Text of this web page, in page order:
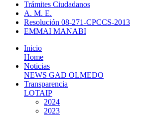
Trámites Ciudadanos
A. M. E.
Resolución 08-271-CPCCS-2013
EMMAI MANABI
Inicio
Home
Noticias
NEWS GAD OLMEDO
Transparencia
LOTAIP
2024
2023